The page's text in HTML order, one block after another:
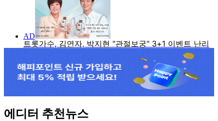
에디터 추천뉴스